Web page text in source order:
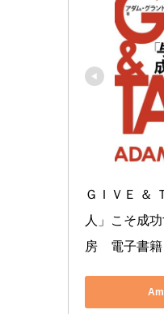
ＧＩＶＥ ＆
人」こそ成
房　電子書籍